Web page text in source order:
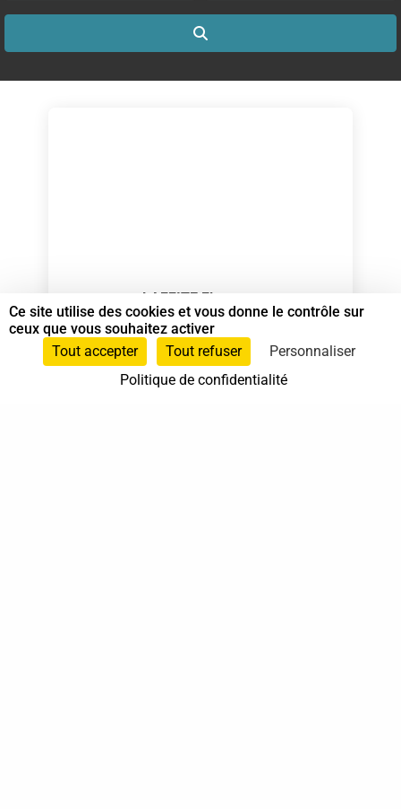
LAFFITE Florence
Spécialiste en Shiatsu RNCP
Spécialiste en Shiatsu
Ce site utilise des cookies et vous donne le contrôle sur
ceux que vous souhaitez activer
Tout accepter
Tout refuser
Personnaliser
Politique de confidentialité